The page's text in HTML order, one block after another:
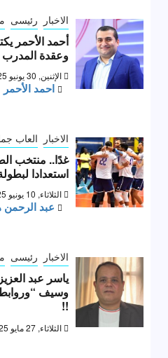
الاخبار رئيسى
أحمد الأحمر
وعقدة
الإثنين, 30 يونيو 2025, 11:49 ص
احمد الأحمر
الاخبار العاب
غدًا.. منتخب
استعدادا
الثلاثاء, 10 يونيو 2025, 6:21 م
عبد
الاخبار رئيسى
ياسر عبد
وسيف
!!
الثلاثاء, 27 مايو 2025, 11:00 م